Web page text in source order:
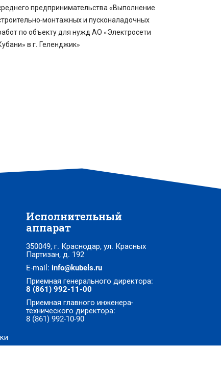
предпринимательства «Выполнение
монтажных и пусконаладочных
по объекту для нужд АО «Электросети
в г. Геленджик»
Исполнительный
аппарат
350049, г. Краснодар, ул. Красных
Партизан, д. 192
E-mail:info@kubels.ru
Приемная генерального директора:
8 (861) 992-11-00
Приемная главного инженера-
технического директора:
8 (861) 992-10-90